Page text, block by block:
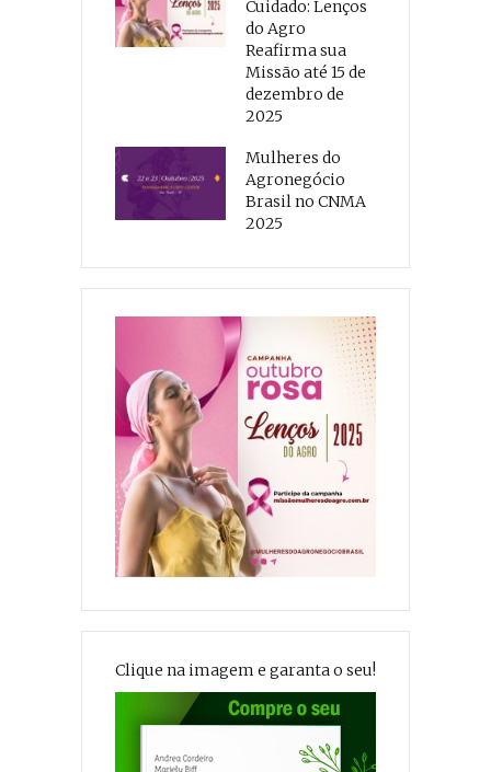
Cuidado: Lenços
do Agro
Reafirma sua
Missão até 15 de
dezembro de
2025
Mulheres do
Agronegócio
Brasil no CNMA
2025
Clique na imagem e garanta o seu!